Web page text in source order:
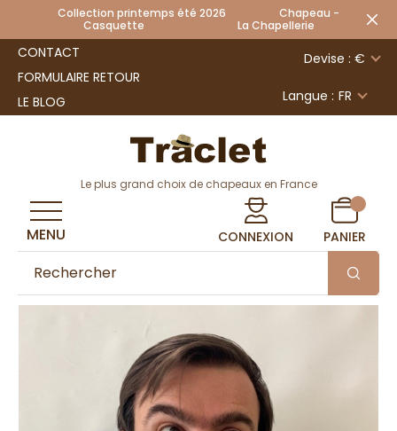
Collection printemps été 2026 Chapeau -
Casquette La Chapellerie
CONTACT
FORMULAIRE RETOUR
LE BLOG
Devise : €
Langue : FR
Le plus grand choix de chapeaux en France
CONNEXION PANIER
MENU